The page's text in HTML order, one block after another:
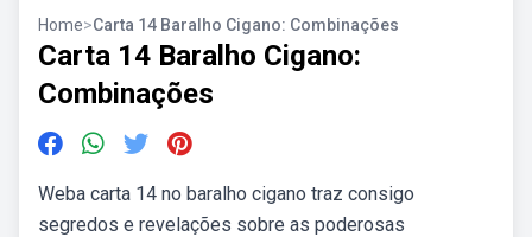
Home>Carta 14 Baralho Cigano: Combinações
Carta 14 Baralho Cigano:
Combinações
Weba carta 14 no baralho cigano traz consigo
segredos e revelações sobre as poderosas